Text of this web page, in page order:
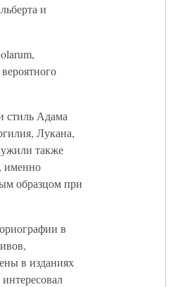
и
стиль Адама
Лукана,
также
именно
образцом при
в
в изданиях